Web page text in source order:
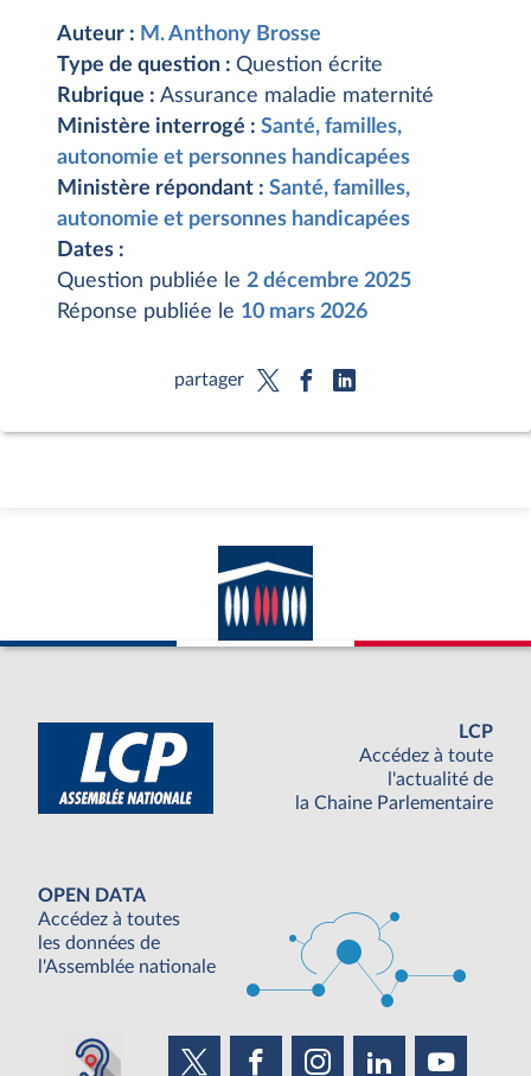
Auteur : M. Anthony Brosse
Type de question : Question écrite
Rubrique : Assurance maladie maternité
Ministère interrogé : Santé, familles,
autonomie et personnes handicapées
Ministère répondant : Santé, familles,
autonomie et personnes handicapées
Dates :
Question publiée le 2 décembre 2025
Réponse publiée le 10 mars 2026
partager
LCP
Accédez à toute
l'actualité de
la Chaine Parlementaire
OPEN DATA
Accédez à toutes
les données de
l'Assemblée nationale